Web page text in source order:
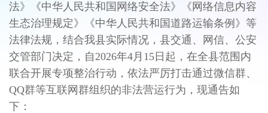
法》《中华人民共和国网络安全法》《网络信息内容
生态治理规定》《中华人民共和国道路运输条例》等
法律法规，结合我县实际情况，县交通、网信、公安
交管部门决定，自2026年4月15日起，在全县范围内
联合开展专项整治行动，依法严厉打击通过微信群、
QQ群等互联网群组织的非法营运行为，现通告如
下：